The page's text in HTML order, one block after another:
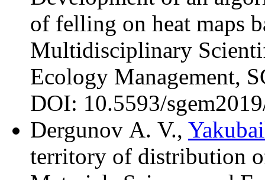
of felling on heat maps
Multidisciplinary
Ecology Management,
DOI: 10.5593/
Dergunov A. V.,
territory of distribution